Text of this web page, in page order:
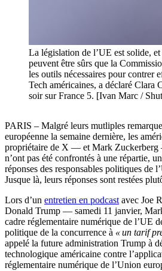
La législation de l’UE est solide,
peuvent être sûrs que la
les outils nécessaires pour contrer
Tech américaines, a déclaré Clara
soir sur France 5. [Ivan Marc /
PARIS – Malgré leurs mutliples
européenne la semaine dernière, les
propriétaire de X — et Mark
n’ont pas été confrontés à une répartie,
réponses des responsables politiques de
Jusque là, leurs réponses sont restées
Lors d’un entretien en podcast avec Joe
Donald Trump — samedi 11 janvier,
cadre réglementaire numérique de l’UE
politique de la concurrence à « un tarif
appelé la future administration Trump à
technologique américaine contre
réglementaire numérique de l’Union